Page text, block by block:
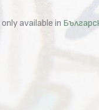
available in